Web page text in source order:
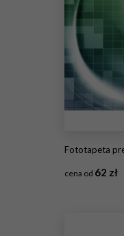
Fototapeta
cena od 62 zł